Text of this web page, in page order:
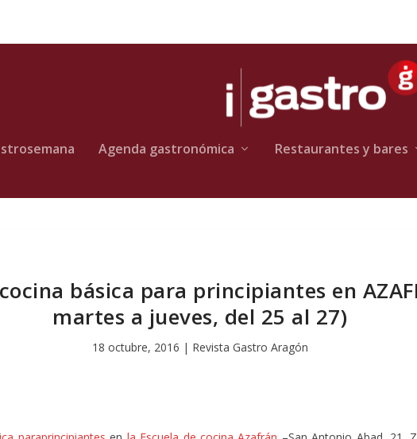
Agenda gastronómica Restaurantes y bares
básica para principiantes en
martes a jueves, del 25 al 27)
18 octubre, 2016 | Revista Gastro Aragón